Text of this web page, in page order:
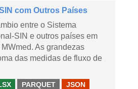
com Outros Países
entre o Sistema
SIN e outros países em
As grandezas
das medidas de fluxo de
PARQUET JSON